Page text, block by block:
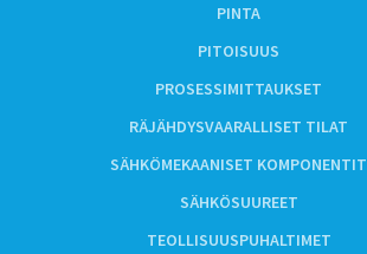
PINTA
PITOISUUS
PROSESSIMITTAUKSET
RÄJÄHDYSVAARALLISET TILAT
SÄHKÖMEKAANISET KOMPONENTIT
SÄHKÖSUUREET
TEOLLISUUSPUHALTIMET